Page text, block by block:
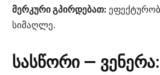
მერკური გპირდებათ:
სიმაღლე.
სასწორი — ვენერა: